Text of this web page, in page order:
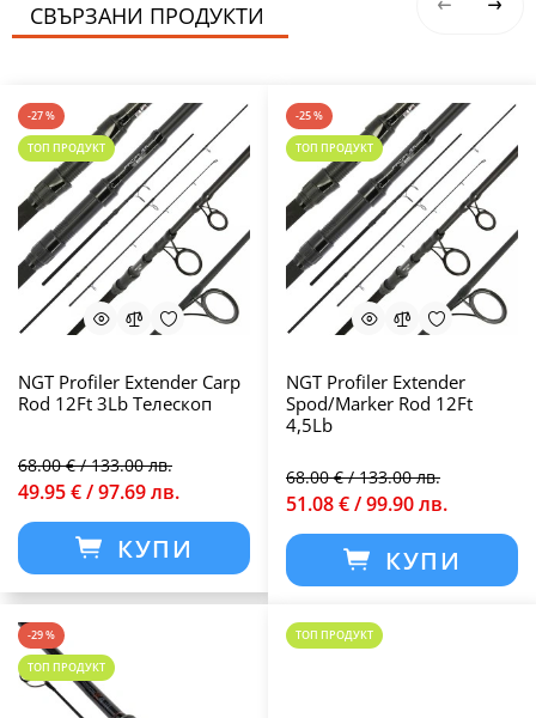
СВЪРЗАНИ ПРОДУКТИ
-27 %
ТОП ПРОДУКТ
NGT Profiler Extender Carp
Rod 12Ft 3Lb Телескоп
68.00 € / 133.00 лв.
49.95 € / 97.69 лв.
КУПИ
-25 %
ТОП ПРОДУКТ
NGT Profiler Extender
Spod/Marker Rod 12Ft
4,5Lb
68.00 € / 133.00 лв.
51.08 € / 99.90 лв.
КУПИ
-29 %
ТОП ПРОДУКТ
ТОП ПРОДУКТ